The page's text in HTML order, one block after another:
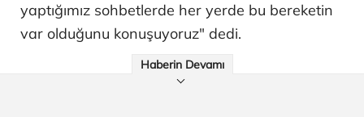
yaptığımız sohbetlerde her yerde bu bereketin
var olduğunu konuşuyoruz" dedi.
Haberin Devamı